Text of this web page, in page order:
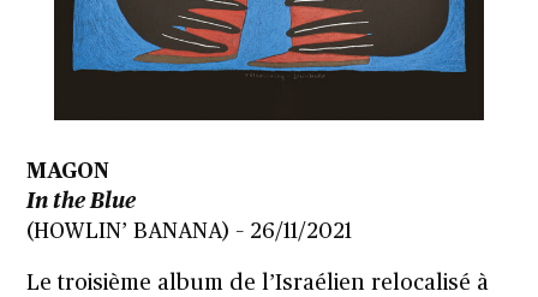
MAGON
In the Blue
(HOWLIN’ BANANA) – 26/11/2021
Le troisième album de l’Israélien relocalisé à